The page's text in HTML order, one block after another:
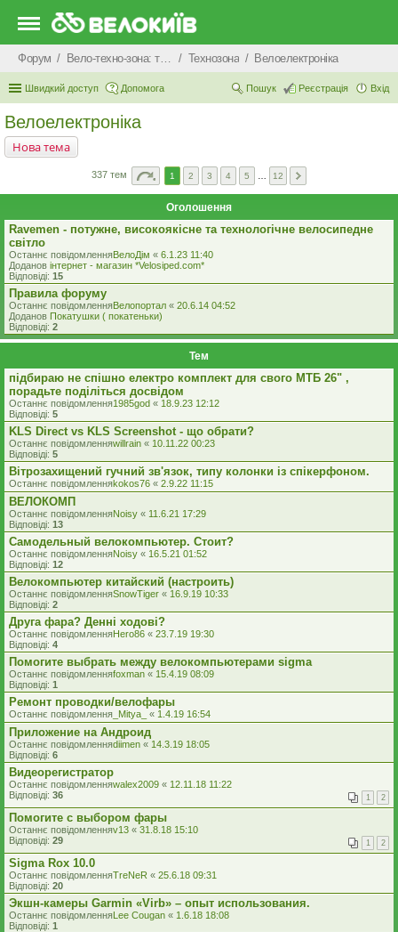
Форум Вело-техно-зона: технічні питання та консультації Технозона Велоелектроніка
Швидкий доступ Допомога Вхід
Реєстрація
Пошук
Велоелектроніка
Нова тема
337 тем 1 2 3 4 5 12
Оголошення
Ravemen - потужне, високоякісне та технологічне велосипедне
світло
Останнє повідомленняВелоДім « 6.1.23 11:40
Доданов iнтернет - магазин *Velosiped.com*
Відповіді: 15
Правила форуму
Останнє повідомленняВелопортал « 20.6.14 04:52
Доданов Покатушки ( покатеньки)
Відповіді: 2
Тем
підбираю не спішно електро комплект для свого МТБ 26" ,
порадьте поділіться досвідом
Останнє повідомлення1985god « 18.9.23 12:12
Відповіді: 5
KLS Direct vs KLS Screenshot - що обрати?
Останнє повідомленняwillrain « 10.11.22 00:23
Відповіді: 5
Вітрозахищений гучний зв'язок, типу колонки із спікерфоном.
Останнє повідомленняkokos76 « 2.9.22 11:15
ВЕЛОКОМП
Останнє повідомленняNoisy « 11.6.21 17:29
Відповіді: 13
Самодельный велокомпьютер. Стоит?
Останнє повідомленняNoisy « 16.5.21 01:52
Відповіді: 12
Велокомпьютер китайский (настроить)
Останнє повідомленняSnowTiger « 16.9.19 10:33
Відповіді: 2
Друга фара? Денні ходові?
Останнє повідомленняHero86 « 23.7.19 19:30
Відповіді: 4
Помогите выбрать между велокомпьютерами sigma
Останнє повідомленняfoxman « 15.4.19 08:09
Відповіді: 1
Ремонт проводки/велофары
Останнє повідомлення _Mitya_ « 1.4.19 16:54
Приложение на Андроид
Останнє повідомленняdiimen « 14.3.19 18:05
Відповіді: 6
Видеорегистратор
Останнє повідомленняwalex2009 « 12.11.18 11:22
Відповіді: 36 1 2
Помогите с выбором фары
Останнє повідомленняv13 « 31.8.18 15:10
Відповіді: 29 1 2
Sigma Rox 10.0
Останнє повідомленняTreNeR « 25.6.18 09:31
Відповіді: 20
Экшн-камеры Garmin «Virb» – опыт использования.
Останнє повідомленняLee Cougan « 1.6.18 18:08
Відповіді: 1